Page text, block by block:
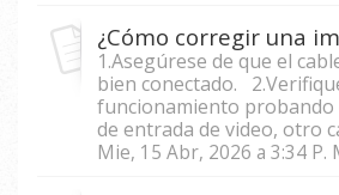
1.Asegúrese de que el
bien conectado.
funcionamiento
de entrada de video, otro
Mie, 15 Abr, 2026 a 3:34 P.